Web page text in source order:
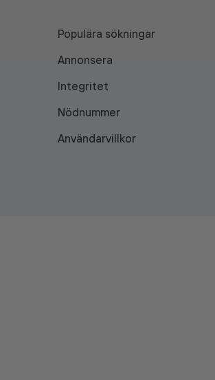
Populära sökningar
Annonsera
Integritet
Nödnummer
Användarvillkor